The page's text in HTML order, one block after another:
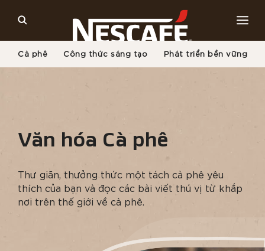
Cà phê Công thức sáng tạo Phát triển bền vững
Văn hóa Cà phê
Thư giãn, thưởng thức một tách cà phê yêu
thích của bạn và đọc các bài viết thú vị từ khắp
nơi trên thế giới về cà phê.